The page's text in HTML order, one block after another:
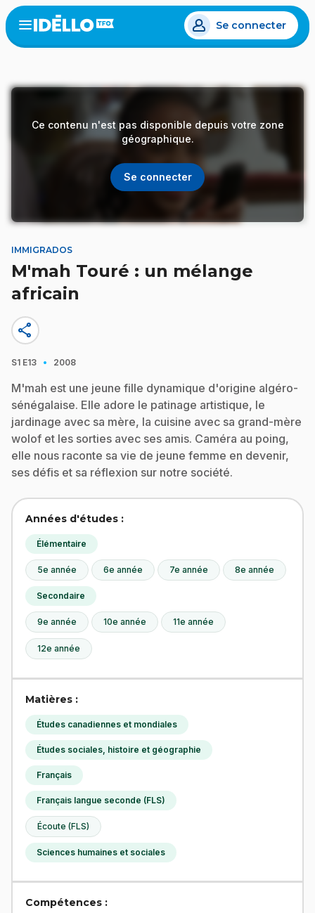
Aller
au
contenu
Open
menu
Se connecter
Ce contenu n'est pas disponible depuis votre zone
géographique.
Se connecter
IMMIGRADOS
M'mah Touré : un mélange
africain
share
S1 E13 · 2008
M'mah est une jeune fille dynamique d'origine algéro-
sénégalaise. Elle adore le patinage artistique, le
jardinage avec sa mère, la cuisine avec sa grand-mère
wolof et les sorties avec ses amis. Caméra au poing,
elle nous raconte sa vie de jeune femme en devenir,
ses défis et sa réflexion sur notre société.
Années d'études :
Élémentaire
5e année 6e année 7e année 8e année
Secondaire
9e année 10e année 11e année
12e année
Matières :
Études canadiennes et mondiales
Études sociales, histoire et géographie
Français
Français langue seconde (FLS)
Écoute (FLS)
Sciences humaines et sociales
Compétences :